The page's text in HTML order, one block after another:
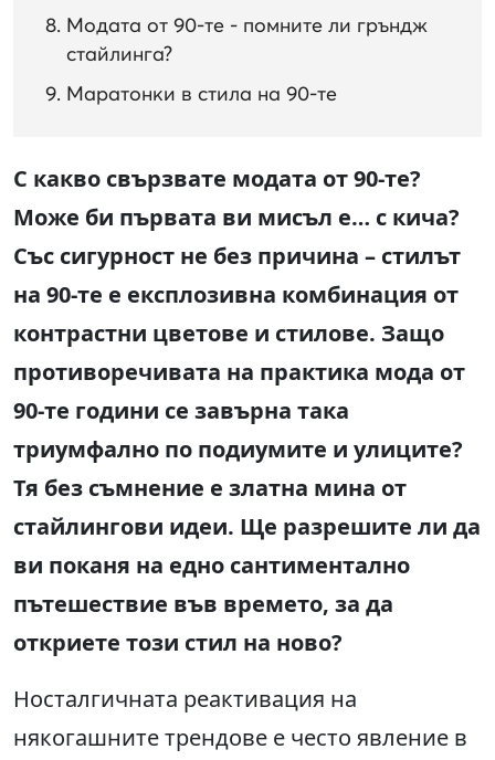
Модата от 90-те - помните ли гръндж
стайлинга?
Маратонки в стила на 90-те
С какво свързвате модата от 90-те?
Може би първата ви мисъл е… с кича?
Със сигурност не без причина – стилът
на 90-те е експлозивна комбинация от
контрастни цветове и стилове. Защо
противоречивата на практика мода от
90-те години се завърна така
триумфално по подиумите и улиците?
Тя без съмнение е златна мина от
стайлингови идеи. Ще разрешите ли да
ви поканя на едно сантиментално
пътешествие във времето, за да
откриете този стил на ново?
Носталгичната реактивация на
някогашните трендове е често явление в